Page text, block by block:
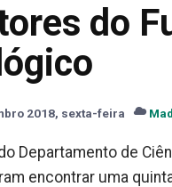
do
2018, sexta-feira
Departamento de
encontrar uma